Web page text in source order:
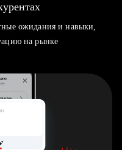
ожидания и навыки,
на рынке